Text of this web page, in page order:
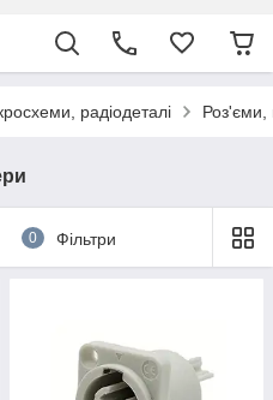
радіодеталі Роз'єми,
0 Фільтри